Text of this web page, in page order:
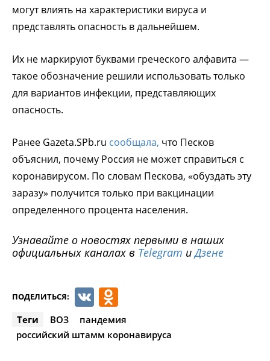
могут влиять на характеристики вируса и
представлять опасность в дальнейшем.
Их не маркируют буквами греческого алфавита —
такое обозначение решили использовать только
для вариантов инфекции, представляющих
опасность.
Ранее Gazeta.SPb.ru сообщала, что Песков
объяснил, почему Россия не может справиться с
коронавирусом. По словам Пескова, «обуздать эту
заразу» получится только при вакцинации
определенного процента населения.
Узнавайте о новостях первыми в наших
официальных каналах в Telegram иДзене
ПОДЕЛИТЬСЯ: VK
Теги ВОЗ
пандемия
российский штамм коронавируса